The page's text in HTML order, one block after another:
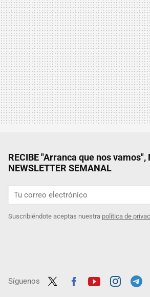
RECIBE "Arranca que nos vamos",
NEWSLETTER SEMANAL
Suscribiéndote aceptas nuestra política de
Síguenos